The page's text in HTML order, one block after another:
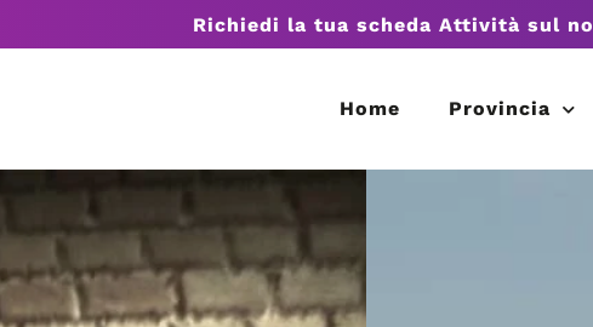
Richiedi la tua scheda Attività sul
Home Provincia